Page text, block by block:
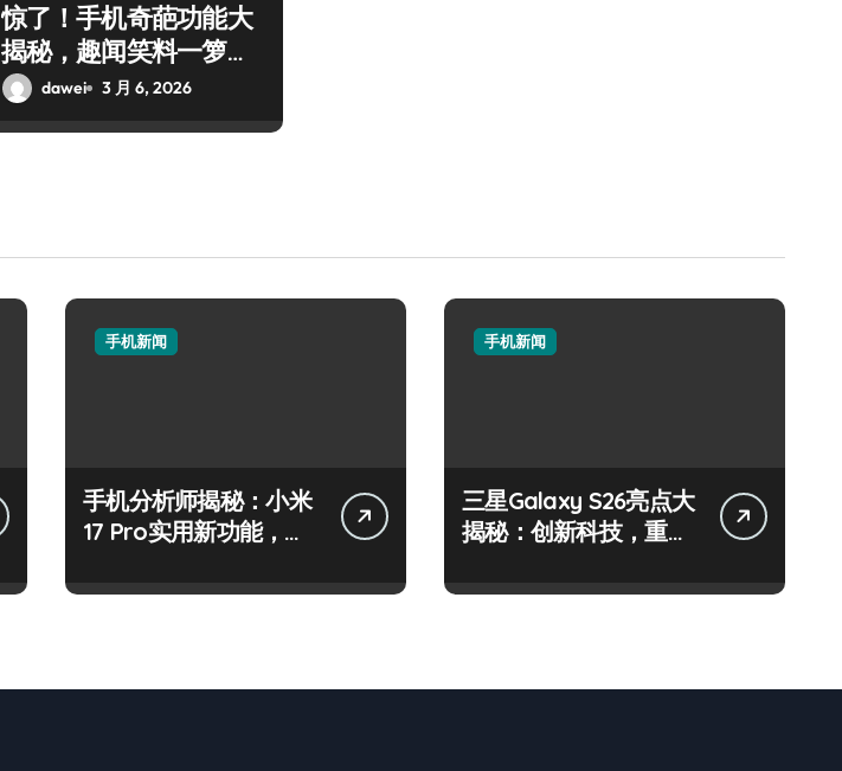
惊了！手机奇葩功能大
揭秘，趣闻笑料一箩
筐！dawei 3 月 6, 2026
手机新闻
手机分析师揭秘：小米
17 Pro实用新功能，抢
手机新闻
三星Galaxy S26亮点大
揭秘：创新科技，重塑